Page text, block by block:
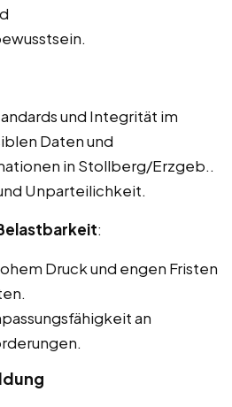
und Integrität im
Daten und
in Stollberg/Erzgeb..
Unparteilichkeit.
:
Druck und engen Fristen
an